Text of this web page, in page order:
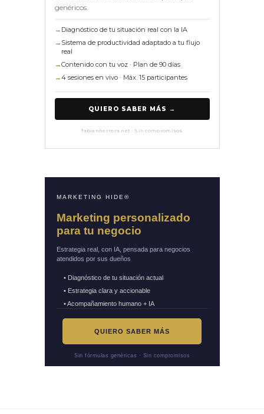
genéricos.
→ Diagnóstico de tu situación real con la IA
→ Sistema de productividad adaptado a tu flujo
real
→Contenido con tu voz · Plan de 90 días
→4 sesiones en vivo · Máx. 15 participantes
QUIERO SABER MÁS →
fabianherrera.net · Sin compromisos
MARKETING HIDE®
Marketing personalizado
para tu negocio
Estrategia real, con IA, pensada para negocios
atendidos por sus dueños
• Diagnóstico de tu situación actual
• Estrategia clara y accionable
• Acompañamiento humano + IA
QUIERO SABER MÁS
Sin fórmulas genéricas · Sin compromisos